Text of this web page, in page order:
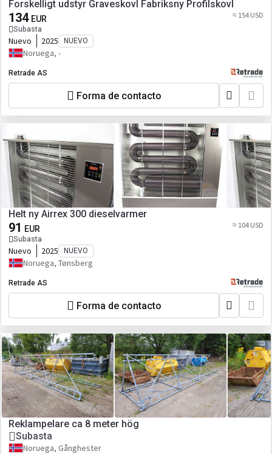
Forskelligt udstyr Graveskovl Fabriksny Profilskovl
134 EUR
Subasta
≈ 154 USD
Nuevo 2025 NUEVO
Noruega, -
Retrade AS
Forma de contacto
Helt ny Airrex 300 dieselvarmer
91 EUR
Subasta
≈ 104 USD
Nuevo 2025 NUEVO
Noruega, Tønsberg
Retrade AS
Forma de contacto
Reklampelare ca 8 meter hög
Subasta
Noruega, Gånghester